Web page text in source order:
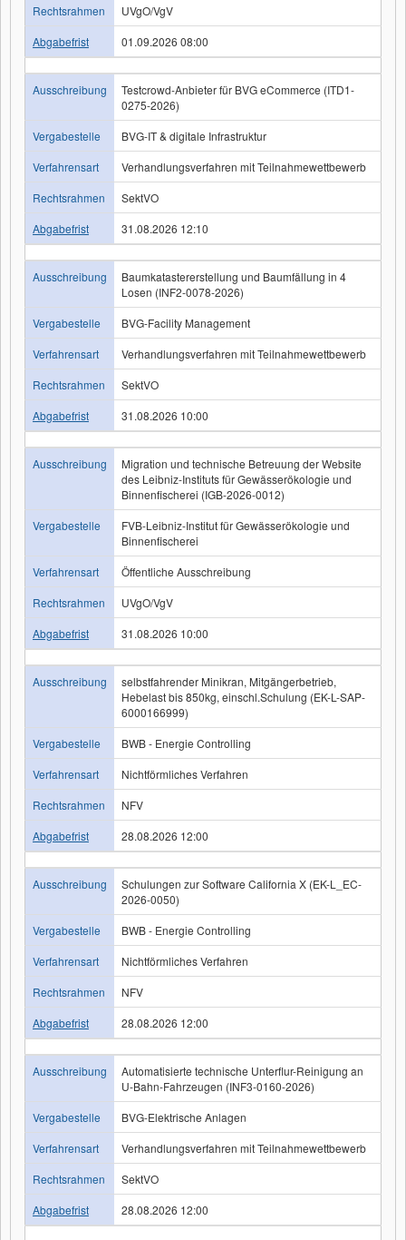
Rechtsrahmen
UVgO/VgV
Abgabefrist
01.09.2026 08:00
Ausschreibung
Testcrowd-Anbieter für BVG eCommerce (ITD1-
0275-2026)
Vergabestelle
BVG-IT & digitale Infrastruktur
Verfahrensart
Verhandlungsverfahren mit Teilnahmewettbewerb
Rechtsrahmen
SektVO
Abgabefrist
31.08.2026 12:10
Ausschreibung
Baumkatastererstellung und Baumfällung in 4
Losen (INF2-0078-2026)
Vergabestelle
BVG-Facility Management
Verfahrensart
Verhandlungsverfahren mit Teilnahmewettbewerb
Rechtsrahmen
SektVO
Abgabefrist
31.08.2026 10:00
Ausschreibung
Migration und technische Betreuung der Website
des Leibniz-Instituts für Gewässerökologie und
Binnenfischerei (IGB-2026-0012)
Vergabestelle
FVB-Leibniz-Institut für Gewässerökologie und
Binnenfischerei
Verfahrensart
Öffentliche Ausschreibung
Rechtsrahmen
UVgO/VgV
Abgabefrist
31.08.2026 10:00
Ausschreibung
selbstfahrender Minikran, Mitgängerbetrieb,
Hebelast bis 850kg, einschl.Schulung (EK-L-SAP-
6000166999)
Vergabestelle
BWB - Energie Controlling
Verfahrensart
Nichtförmliches Verfahren
Rechtsrahmen
NFV
Abgabefrist
28.08.2026 12:00
Ausschreibung
Schulungen zur Software California X (EK-L_EC-
2026-0050)
Vergabestelle
BWB - Energie Controlling
Verfahrensart
Nichtförmliches Verfahren
Rechtsrahmen
NFV
Abgabefrist
28.08.2026 12:00
Ausschreibung
Automatisierte technische Unterflur-Reinigung an
U-Bahn-Fahrzeugen (INF3-0160-2026)
Vergabestelle
BVG-Elektrische Anlagen
Verfahrensart
Verhandlungsverfahren mit Teilnahmewettbewerb
Rechtsrahmen
SektVO
Abgabefrist
28.08.2026 12:00